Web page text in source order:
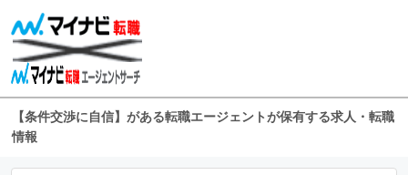
【条件交渉に自信】がある転職エージェントが保有する求人・転職
情報